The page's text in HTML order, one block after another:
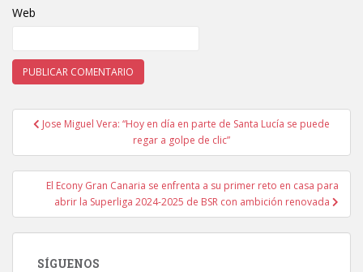
Web
Navegación de entradas
Jose Miguel Vera: “Hoy en día en parte de Santa Lucía se puede
regar a golpe de clic”
El Econy Gran Canaria se enfrenta a su primer reto en casa para
abrir la Superliga 2024-2025 de BSR con ambición renovada
SÍGUENOS